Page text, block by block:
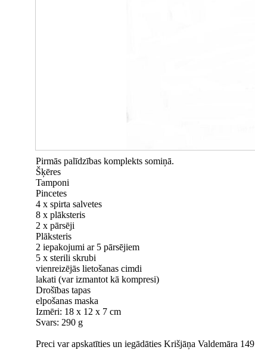
Pirmās palīdzības komplekts somiņā.
Šķēres
Tamponi
Pincetes
4 x spirta salvetes
8 x plāksteris
2 x pārsēji
Plāksteris
2 iepakojumi ar 5 pārsējiem
5 x sterili skrubi
vienreizējās lietošanas cimdi
lakati (var izmantot kā kompresi)
Drošības tapas
elpošanas maska
Izmēri: 18 x 12 x 7 cm
Svars: 290 g
Preci var apskatīties un iegādāties Krišjāņa Valdemāra